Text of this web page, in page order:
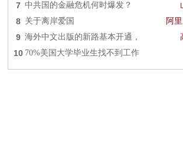
7 中共国的金融危机何时爆发？
8 关于离岸爱国 阿
9 海外中文出版的新路基本开通，
10 70%美国大学毕业生找不到工作